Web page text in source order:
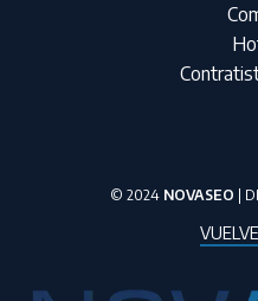
© 2024 NOVASEO |